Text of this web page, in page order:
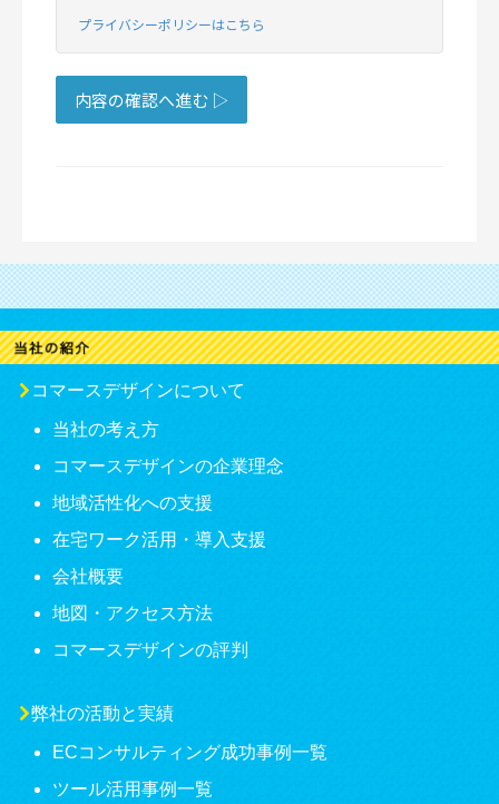
コマースデザインについて
当社の考え方
コマースデザインの企業理念
地域活性化への支援
在宅ワーク活用・導入支援
会社概要
地図・アクセス方法
コマースデザインの評判
弊社の活動と実績
ECコンサルティング成功事例一覧
ツール活用事例一覧